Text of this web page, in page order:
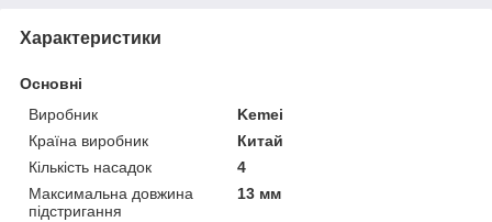
Характеристики
Основні
Виробник
Kemei
Країна виробник
Китай
Кількість насадок
4
Максимальна довжина
підстригання
13 мм